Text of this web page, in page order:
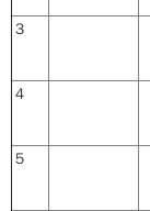
３
４
５